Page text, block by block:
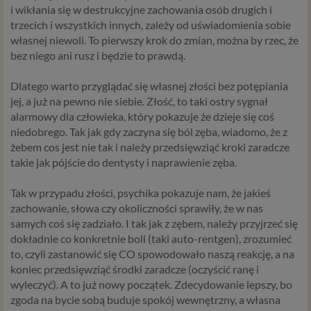
i wikłania się w destrukcyjne zachowania osób drugich i
trzecich i wszystkich innych, zależy od uświadomienia sobie
własnej niewoli. To pierwszy krok do zmian, można by rzec, że
bez niego ani rusz i będzie to prawdą.
Dlatego warto przyglądać się własnej złości bez potępiania
jej, a już na pewno nie siebie. Złość, to taki ostry sygnał
alarmowy dla człowieka, który pokazuje że dzieje się coś
niedobrego. Tak jak gdy zaczyna się ból zęba, wiadomo, że z
żebem cos jest nie tak i należy przedsięwziąć kroki zaradcze
takie jak pójście do dentysty i naprawienie zęba.
Tak w przypadu złości, psychika pokazuje nam, że jakieś
zachowanie, słowa czy okoliczności sprawiły, że w nas
samych coś się zadziało. I tak jak z zębem, należy przyjrzeć się
dokładnie co konkretnie boli (taki auto-rentgen), zrozumieć
to, czyli zastanowić się CO spowodowało naszą reakcję, a na
koniec przedsięwziąć środki zaradcze (oczyścić ranę i
wyleczyć). A to już nowy początek. Zdecydowanie lepszy, bo
zgoda na bycie sobą buduje spokój wewnętrzny, a własna
Europejskiej, a więc także w Polsce i wprowadza szereg
zmian w zasadach regulujących przetwarzanie danych
osobowych, które będą miały wpływ na wiele dziedzin
życia, w tym na korzystanie z usług internetowych, takich
informacji przedstawiamy skrót najważniejszych
zagadnień dotyczących przetwarzania Twoich danych
osobowych, jakie może mieć miejsce po 25 maja 2018 r. w
związku z korzystaniem z naszych usług. Prosimy Cię o jej
przeczytanie, nie zajmie to więcej niż kilka minut.
Dane osobowe to, zgodnie z RODO, informacje o
zidentyfikowanej lub możliwej do zidentyfikowania
osobie fizycznej. W przypadku korzystania z naszego
serwisu takimi danymi są np. adres e-mail, adres IP lub
Twoje dane w serwisie konsultacyjnym czy w innej
usłudze oferowanej przez Psychoradę. Dane osobowe
mogą być zapisywane w plikach cookies lub podobnych